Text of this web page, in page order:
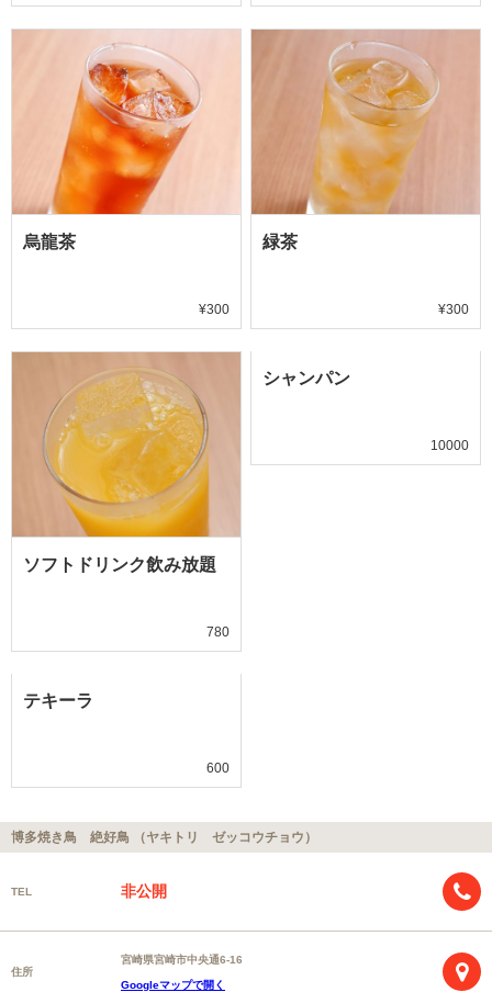
烏龍茶
¥300
緑茶
¥300
ソフトドリンク飲み放題
780
シャンパン
10000
テキーラ
600
博多焼き鳥 絶好鳥 （ヤキトリ ゼッコウチョウ）
TEL 非公開
住所
宮崎県宮崎市中央通6-16
Googleマップで開く